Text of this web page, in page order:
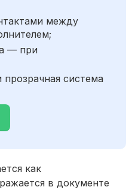
между
— при
система
как
в документе